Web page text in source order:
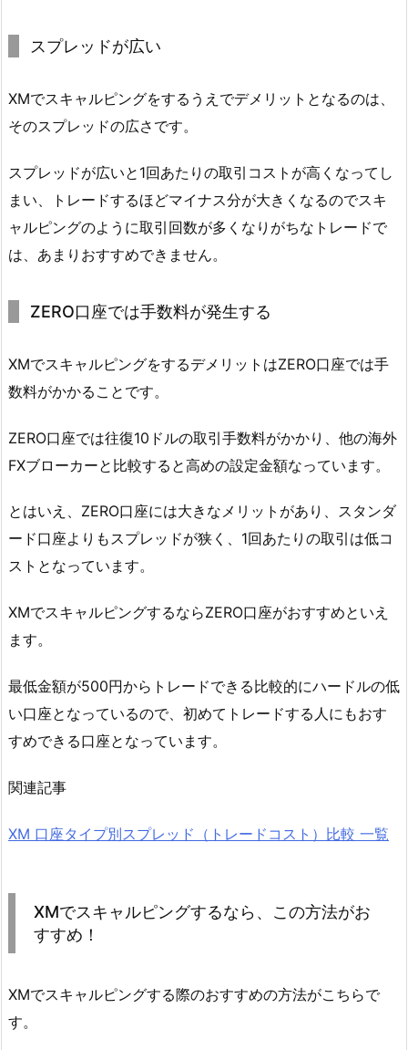
スプレッドが広い
XMでスキャルピングをするうえでデメリットとなるのは、
そのスプレッドの広さです。
スプレッドが広いと1回あたりの取引コストが高くなってし
まい、トレードするほどマイナス分が大きくなるのでスキ
ャルピングのように取引回数が多くなりがちなトレードで
は、あまりおすすめできません。
ZERO口座では手数料が発生する
XMでスキャルピングをするデメリットはZERO口座では手
数料がかかることです。
ZERO口座では往復10ドルの取引手数料がかかり、他の海外
FXブローカーと比較すると高めの設定金額なっています。
とはいえ、ZERO口座には大きなメリットがあり、スタンダ
ード口座よりもスプレッドが狭く、1回あたりの取引は低コ
ストとなっています。
XMでスキャルピングするならZERO口座がおすすめといえ
ます。
最低金額が500円からトレードできる比較的にハードルの低
い口座となっているので、初めてトレードする人にもおす
すめできる口座となっています。
関連記事
XM 口座タイプ別スプレッド（トレードコスト）比較 一覧
XMでスキャルピングするなら、この方法がお
すすめ！
XMでスキャルピングする際のおすすめの方法がこちらで
す。